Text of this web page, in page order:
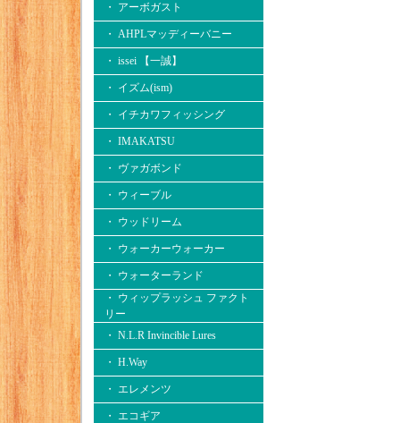
・ アーボガスト
・ AHPLマッディーバニー
・ issei 【一誠】
・ イズム(ism)
・ イチカワフィッシング
・ IMAKATSU
・ ヴァガボンド
・ ウィーブル
・ ウッドリーム
・ ウォーカーウォーカー
・ ウォーターランド
・ ウィップラッシュ ファクト
リー
・ N.L.R Invincible Lures
・ H.Way
・ エレメンツ
・ エコギア